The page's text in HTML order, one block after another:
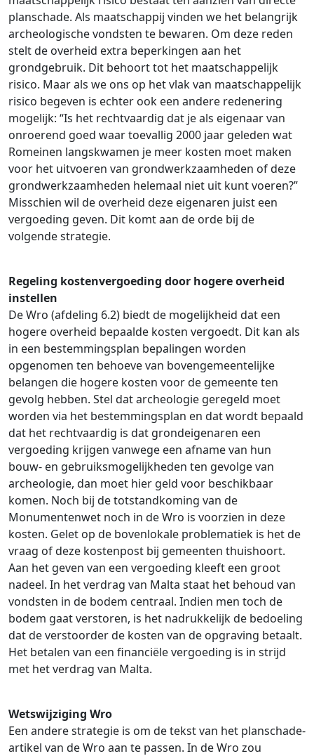
planschade. Als maatschappij vinden we het belangrijk
archeologische vondsten te bewaren. Om deze reden
stelt de overheid extra beperkingen aan het
grondgebruik. Dit behoort tot het maatschappelijk
risico. Maar als we ons op het vlak van maatschappelijk
risico begeven is echter ook een andere redenering
mogelijk: “Is het rechtvaardig dat je als eigenaar van
onroerend goed waar toevallig 2000 jaar geleden wat
Romeinen langskwamen je meer kosten moet maken
voor het uitvoeren van grondwerkzaamheden of deze
grondwerkzaamheden helemaal niet uit kunt voeren?”
Misschien wil de overheid deze eigenaren juist een
vergoeding geven. Dit komt aan de orde bij de
volgende strategie.
Regeling kostenvergoeding door hogere overheid
instellen
De Wro (afdeling 6.2) biedt de mogelijkheid dat een
hogere overheid bepaalde kosten vergoedt. Dit kan als
in een bestemmingsplan bepalingen worden
opgenomen ten behoeve van bovengemeentelijke
belangen die hogere kosten voor de gemeente ten
gevolg hebben. Stel dat archeologie geregeld moet
worden via het bestemmingsplan en dat wordt bepaald
dat het rechtvaardig is dat grondeigenaren een
vergoeding krijgen vanwege een afname van hun
bouw- en gebruiksmogelijkheden ten gevolge van
archeologie, dan moet hier geld voor beschikbaar
komen. Noch bij de totstandkoming van de
Monumentenwet noch in de Wro is voorzien in deze
kosten. Gelet op de bovenlokale problematiek is het de
vraag of deze kostenpost bij gemeenten thuishoort.
Aan het geven van een vergoeding kleeft een groot
nadeel. In het verdrag van Malta staat het behoud van
vondsten in de bodem centraal. Indien men toch de
bodem gaat verstoren, is het nadrukkelijk de bedoeling
dat de verstoorder de kosten van de opgraving betaalt.
Het betalen van een financiële vergoeding is in strijd
met het verdrag van Malta.
Wetswijziging Wro
Een andere strategie is om de tekst van het planschade-
artikel van de Wro aan te passen. In de Wro zou